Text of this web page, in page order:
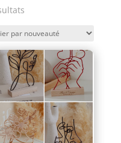
Trié
plus
récent
au
plus
ancien